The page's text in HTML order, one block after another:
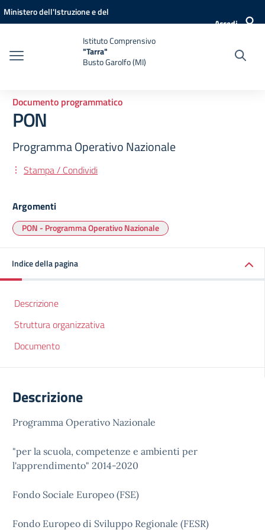
Vai ai contenuti
Vai al menu di navigazione
Vai al footer
Ministero dell'Istruzione e del
Accedi
Istituto Comprensivo
"Tarra"
Busto Garolfo (MI)
Documento programmatico
PON
Programma Operativo Nazionale
Stampa / Condividi
Argomenti
PON - Programma Operativo Nazionale
Indice della pagina
Descrizione
Struttura organizzativa
Documento
Descrizione
Programma Operativo Nazionale
"per la scuola, competenze e ambienti per
l'apprendimento" 2014-2020
Fondo Sociale Europeo (FSE)
Fondo Europeo di Sviluppo Regionale (FESR)